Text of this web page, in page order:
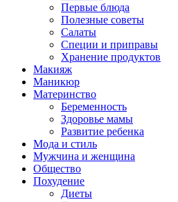
Первые блюда
Полезные советы
Салаты
Специи и приправы
Хранение продуктов
Макияж
Маникюр
Материнство
Беременность
Здоровье мамы
Развитие ребенка
Мода и стиль
Мужчина и женщина
Общество
Похудение
Диеты